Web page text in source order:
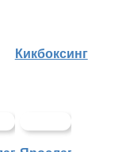
Кикбоксинг